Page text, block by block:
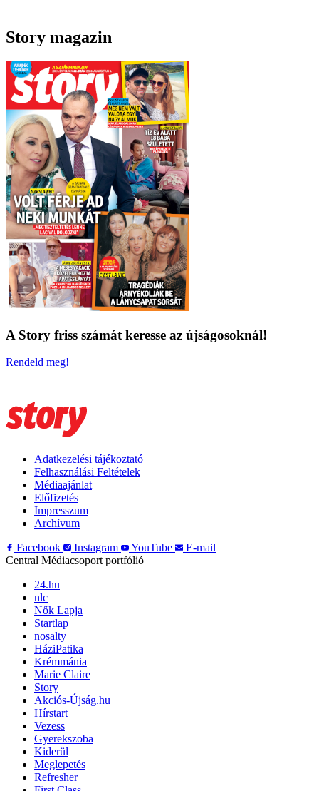
Story magazin
A Story friss számát keresse az újságosoknál!
Rendeld meg!
Adatkezelési tájékoztató
Felhasználási Feltételek
Médiaajánlat
Előfizetés
Impresszum
Archívum
Facebook
Instagram YouTube
E-mail
Central Médiacsoport portfólió
24.hu
nlc
Nők Lapja
Startlap
nosalty
HáziPatika
Krémmánia
Marie Claire
Story
Akciós-Újság.hu
Hírstart
Vezess
Gyerekszoba
Kiderül
Meglepetés
Refresher